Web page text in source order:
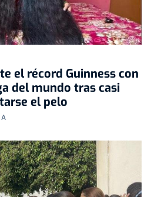
el récord Guinness con
del mundo tras casi
el pelo